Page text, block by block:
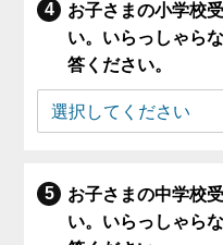
お子さまの小学校
い。いらっしゃら
答ください。
お子さまの中学校
い。いらっしゃら